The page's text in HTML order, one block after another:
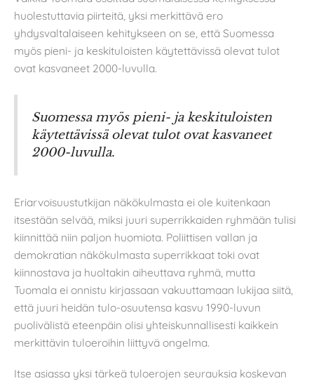
huolestuttavia piirteitä, yksi merkittävä ero
yhdysvaltalaiseen kehitykseen on se, että Suomessa
myös pieni- ja keskituloisten käytettävissä olevat tulot
ovat kasvaneet 2000-luvulla.
Suomessa myös pieni- ja keskituloisten
käytettävissä olevat tulot ovat kasvaneet
2000-luvulla.
Eriarvoisuustutkijan näkökulmasta ei ole kuitenkaan
itsestään selvää, miksi juuri superrikkaiden ryhmään tulisi
kiinnittää niin paljon huomiota. Poliittisen vallan ja
demokratian näkökulmasta superrikkaat toki ovat
kiinnostava ja huoltakin aiheuttava ryhmä, mutta
Tuomala ei onnistu kirjassaan vakuuttamaan lukijaa siitä,
että juuri heidän tulo-osuutensa kasvu 1990-luvun
puolivälistä eteenpäin olisi yhteiskunnallisesti kaikkein
merkittävin tuloeroihin liittyvä ongelma.
Itse asiassa yksi tärkeä tuloerojen seurauksia koskevan